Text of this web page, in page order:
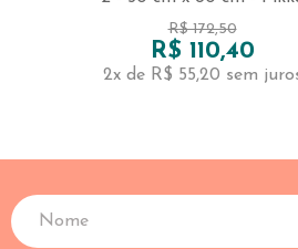
R$ 172,50
R$ 110,40
2x de R$ 55,20 sem